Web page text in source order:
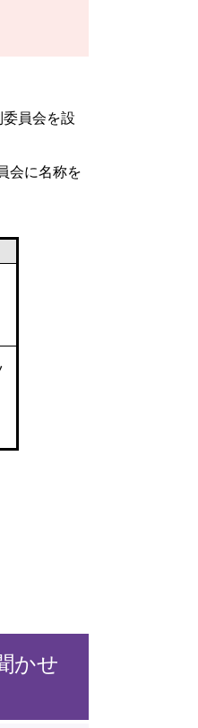
員会を設
会に名称を
かせ